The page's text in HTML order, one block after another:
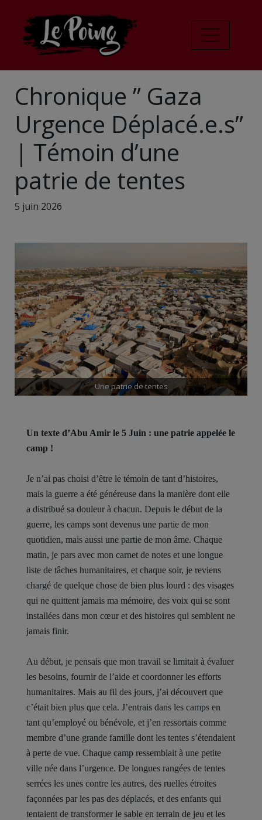
Chronique ” Gaza
Urgence Déplacé.e.s”
| Témoin d’une
patrie de tentes
5 juin 2026
Une patrie de tentes
Un texte d’Abu Amir le 5 Juin : une patrie appelée le
camp !
Je n’ai pas choisi d’être le témoin de tant d’histoires,
mais la guerre a été généreuse dans la manière dont elle
a distribué sa douleur à chacun. Depuis le début de la
guerre, les camps sont devenus une partie de mon
quotidien, mais aussi une partie de mon âme. Chaque
matin, je pars avec mon carnet de notes et une longue
liste de tâches humanitaires, et chaque soir, je reviens
chargé de quelque chose de bien plus lourd : des visages
qui ne quittent jamais ma mémoire, des voix qui se sont
installées dans mon cœur et des histoires qui semblent ne
jamais finir.
Au début, je pensais que mon travail se limitait à évaluer
les besoins, fournir de l’aide et coordonner les efforts
humanitaires. Mais au fil des jours, j’ai découvert que
c’était bien plus que cela. J’entrais dans les camps en
tant qu’employé ou bénévole, et j’en ressortais comme
membre d’une grande famille dont les tentes s’étendaient
à perte de vue. Chaque camp ressemblait à une petite
ville née dans l’urgence. De longues rangées de tentes
serrées les unes contre les autres, des ruelles étroites
façonnées par les pas des déplacés, et des enfants qui
tentaient de transformer le sable en terrain de jeu et les